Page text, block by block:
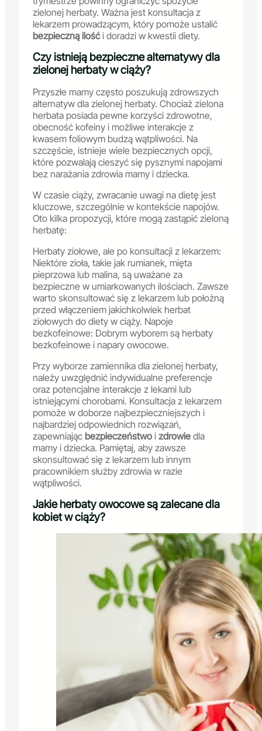
zielonej herbaty. Ważna jest konsultacja z
lekarzem prowadzącym, który pomoże ustalić
bezpieczną ilośći doradzi w kwestii diety.
Czy istnieją bezpieczne alternatywy dla
zielonej herbaty w ciąży?
Przyszłe mamy często poszukują zdrowszych
alternatyw dla zielonej herbaty. Chociaż zielona
herbata posiada pewne korzyści zdrowotne,
obecność kofeiny i możliwe interakcje z
kwasem foliowym budzą wątpliwości. Na
szczęście, istnieje wiele bezpiecznych opcji,
które pozwalają cieszyć się pysznymi napojami
bez narażania zdrowia mamy i dziecka.
W czasie ciąży, zwracanie uwagi na dietę jest
kluczowe, szczególnie w kontekście napojów.
Oto kilka propozycji, które mogą zastąpić zieloną
herbatę:
Herbaty ziołowe, ale po konsultacji z lekarzem:
Niektóre zioła, takie jak rumianek, mięta
pieprzowa lub malina, są uważane za
bezpieczne w umiarkowanych ilościach. Zawsze
warto skonsultować się z lekarzem lub położną
przed włączeniem jakichkolwiek herbat
ziołowych do diety w ciąży. Napoje
bezkofeinowe: Dobrym wyborem są herbaty
bezkofeinowe i napary owocowe.
Przy wyborze zamiennika dla zielonej herbaty,
należy uwzględnić indywidualne preferencje
oraz potencjalne interakcje z lekami lub
istniejącymi chorobami. Konsultacja z lekarzem
pomoże w doborze najbezpieczniejszych i
najbardziej odpowiednich rozwiązań,
zapewniając bezpieczeństwo i zdrowie dla
mamy i dziecka. Pamiętaj, aby zawsze
skonsultować się z lekarzem lub innym
pracownikiem służby zdrowia w razie
wątpliwości.
Jakie herbaty owocowe są zalecane dla
kobiet w ciąży?